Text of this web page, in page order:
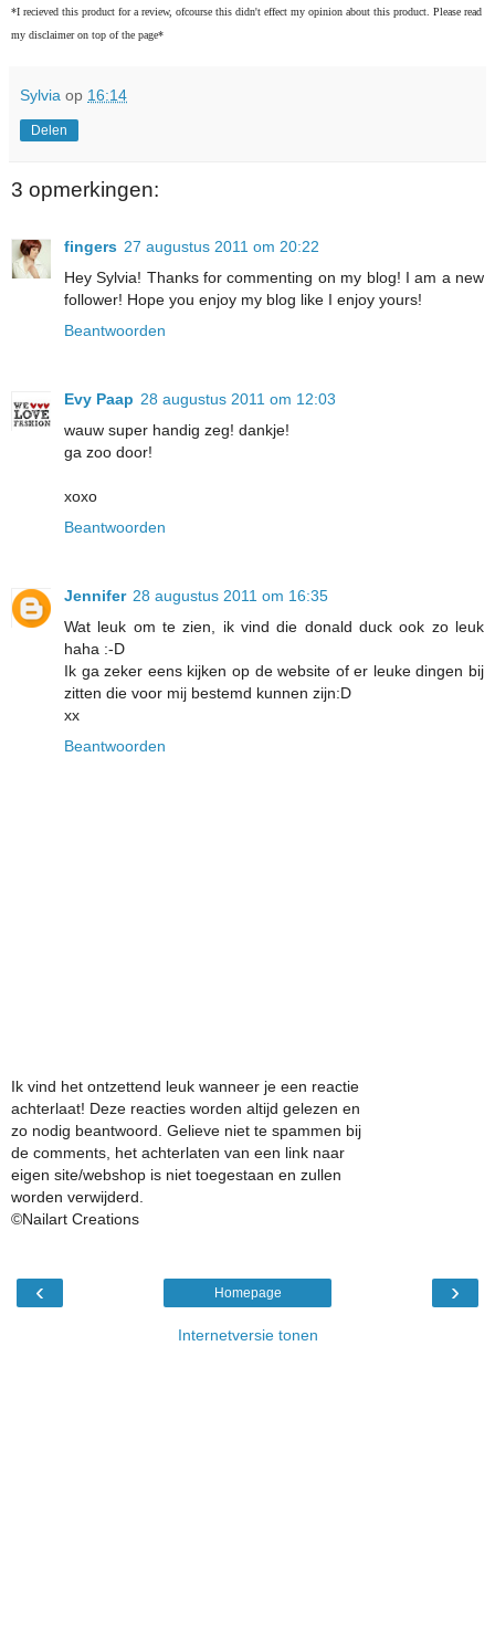
*I recieved this product for a review, ofcourse this didn't effect my opinion about this product. Please read
my disclaimer on top of the page*
Sylvia op 16:14
Delen
3 opmerkingen:
fingers 27 augustus 2011 om 20:22
Hey Sylvia! Thanks for commenting on my blog! I am a new
follower! Hope you enjoy my blog like I enjoy yours!
Beantwoorden
Evy Paap 28 augustus 2011 om 12:03
wauw super handig zeg! dankje!
ga zoo door!
xoxo
Beantwoorden
Jennifer 28 augustus 2011 om 16:35
Wat leuk om te zien, ik vind die donald duck ook zo leuk
haha :-D
Ik ga zeker eens kijken op de website of er leuke dingen bij
zitten die voor mij bestemd kunnen zijn:D
xx
Beantwoorden
Ik vind het ontzettend leuk wanneer je een reactie
achterlaat! Deze reacties worden altijd gelezen en
zo nodig beantwoord. Gelieve niet te spammen bij
de comments, het achterlaten van een link naar
eigen site/webshop is niet toegestaan en zullen
worden verwijderd.
©Nailart Creations
‹ ›
Homepage
Internetversie tonen